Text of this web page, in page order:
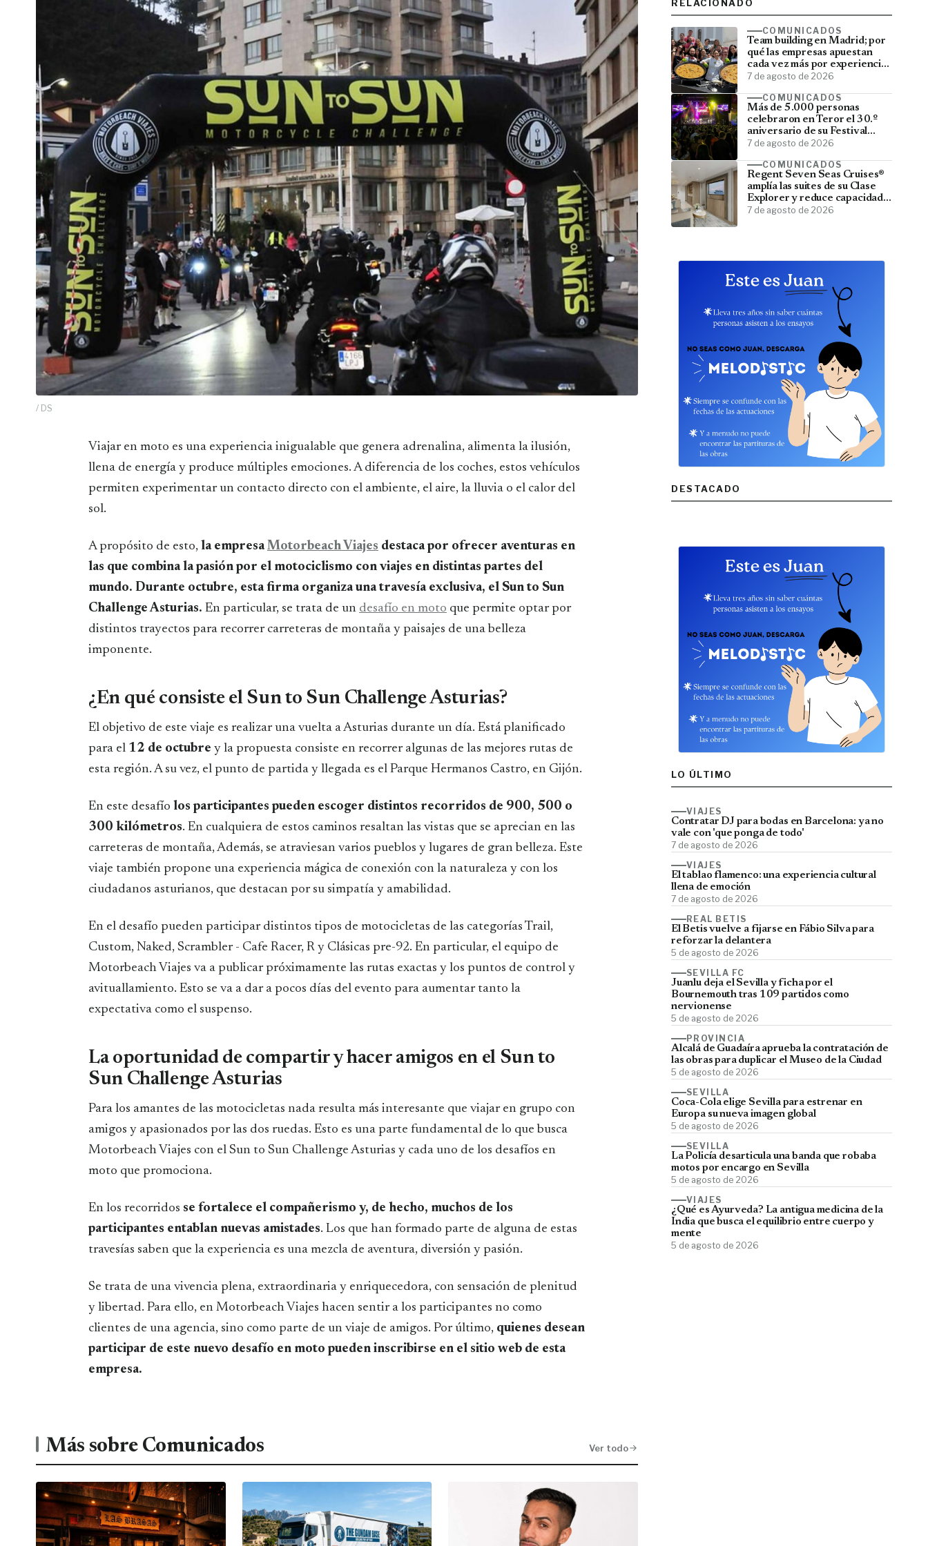
/ DS
Viajar en moto es una experiencia inigualable que genera adrenalina, alimenta la ilusión,
llena de energía y produce múltiples emociones. A diferencia de los coches, estos vehículos
permiten experimentar un contacto directo con el ambiente, el aire, la lluvia o el calor del
sol.
A propósito de esto, la empresaMotorbeach Viajes destaca por ofrecer aventuras en
las que combina la pasión por el motociclismo con viajes en distintas partes del
mundo. Durante octubre, esta firma organiza una travesía exclusiva, el Sun to Sun
Challenge Asturias. En particular, se trata de un desafío en moto que permite optar por
distintos trayectos para recorrer carreteras de montaña y paisajes de una belleza
imponente.
¿En qué consiste el Sun to Sun Challenge Asturias?
El objetivo de este viaje es realizar una vuelta a Asturias durante un día. Está planificado
para el 12 de octubre y la propuesta consiste en recorrer algunas de las mejores rutas de
esta región. A su vez, el punto de partida y llegada es el Parque Hermanos Castro, en Gijón.
En este desafío los participantes pueden escoger distintos recorridos de 900, 500 o
300 kilómetros. En cualquiera de estos caminos resaltan las vistas que se aprecian en las
carreteras de montaña, Además, se atraviesan varios pueblos y lugares de gran belleza. Este
viaje también propone una experiencia mágica de conexión con la naturaleza y con los
ciudadanos asturianos, que destacan por su simpatía y amabilidad.
En el desafío pueden participar distintos tipos de motocicletas de las categorías Trail,
Custom, Naked, Scrambler - Cafe Racer, R y Clásicas pre-92. En particular, el equipo de
Motorbeach Viajes va a publicar próximamente las rutas exactas y los puntos de control y
avituallamiento. Esto se va a dar a pocos días del evento para aumentar tanto la
expectativa como el suspenso.
La oportunidad de compartir y hacer amigos en el Sun to
Sun Challenge Asturias
Para los amantes de las motocicletas nada resulta más interesante que viajar en grupo con
amigos y apasionados por las dos ruedas. Esto es una parte fundamental de lo que busca
Motorbeach Viajes con el Sun to Sun Challenge Asturias y cada uno de los desafíos en
moto que promociona.
En los recorridos se fortalece el compañerismo y, de hecho, muchos de los
participantes entablan nuevas amistades. Los que han formado parte de alguna de estas
travesías saben que la experiencia es una mezcla de aventura, diversión y pasión.
Se trata de una vivencia plena, extraordinaria y enriquecedora, con sensación de plenitud
y libertad. Para ello, en Motorbeach Viajes hacen sentir a los participantes no como
clientes de una agencia, sino como parte de un viaje de amigos. Por último, quienes desean
participar de este nuevo desafío en moto pueden inscribirse en el sitio web de esta
empresa.
Más sobre Comunicados Ver todo
RELACIONADO
COMUNICADOS
Team building en Madrid; por
qué las empresas apuestan
cada vez más por experiencias
que fortalecen sus equipos
7 de agosto de 2026
COMUNICADOS
Más de 5.000 personas
celebraron en Teror el 30.º
aniversario de su Festival
Latino
7 de agosto de 2026
COMUNICADOS
Regent Seven Seas Cruises®
amplía las suites de su Clase
Explorer y reduce capacidad;
menos pasajeros, más espacio
7 de agosto de 2026
DESTACADO
LO ÚLTIMO
VIAJES
Contratar DJ para bodas en Barcelona: ya no
vale con 'que ponga de todo'
7 de agosto de 2026
VIAJES
El tablao flamenco: una experiencia cultural
llena de emoción
7 de agosto de 2026
REAL BETIS
El Betis vuelve a fijarse en Fábio Silva para
reforzar la delantera
5 de agosto de 2026
SEVILLA FC
Juanlu deja el Sevilla y ficha por el
Bournemouth tras 109 partidos como
nervionense
5 de agosto de 2026
PROVINCIA
Alcalá de Guadaíra aprueba la contratación de
las obras para duplicar el Museo de la Ciudad
5 de agosto de 2026
SEVILLA
Coca-Cola elige Sevilla para estrenar en
Europa su nueva imagen global
5 de agosto de 2026
SEVILLA
La Policía desarticula una banda que robaba
motos por encargo en Sevilla
5 de agosto de 2026
VIAJES
¿Qué es Ayurveda? La antigua medicina de la
India que busca el equilibrio entre cuerpo y
mente
5 de agosto de 2026